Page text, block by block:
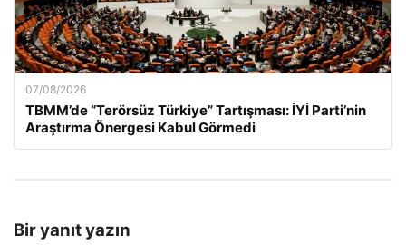
07/08/2026
TBMM’de “Terörsüz Türkiye” Tartışması: İYİ Parti’nin
Araştırma Önergesi Kabul Görmedi
Bir yanıt yazın